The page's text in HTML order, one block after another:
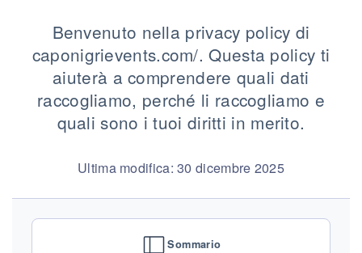
Benvenuto nella privacy policy di
caponigrievents.com/. Questa policy ti
aiuterà a comprendere quali dati
raccogliamo, perché li raccogliamo e
quali sono i tuoi diritti in merito.
Ultima modifica: 30 dicembre 2025
Sommario